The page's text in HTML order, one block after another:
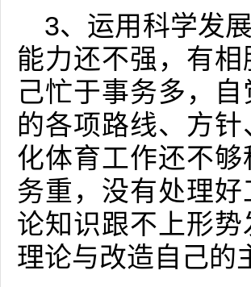
3、运用科学发
能力还不强，有
己忙于事务多，
的各项路线、方
化体育工作还不
务重，没有处理
论知识跟不上形
理论与改造自己的